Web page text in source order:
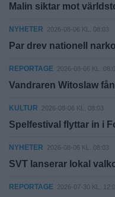
Malin siktar mot
NYHETER 2026-08-06 KL. 08:03
Par drev nationell
REPORTAGE 2026-08-06 KL.
Vandraren Witoslaw
KULTUR 2026-08-06 KL. 08:03
Spelfestival flyttar in i
NYHETER 2026-08-06 KL. 08:03
SVT lanserar lokal
REPORTAGE 2026-07-30 KL.